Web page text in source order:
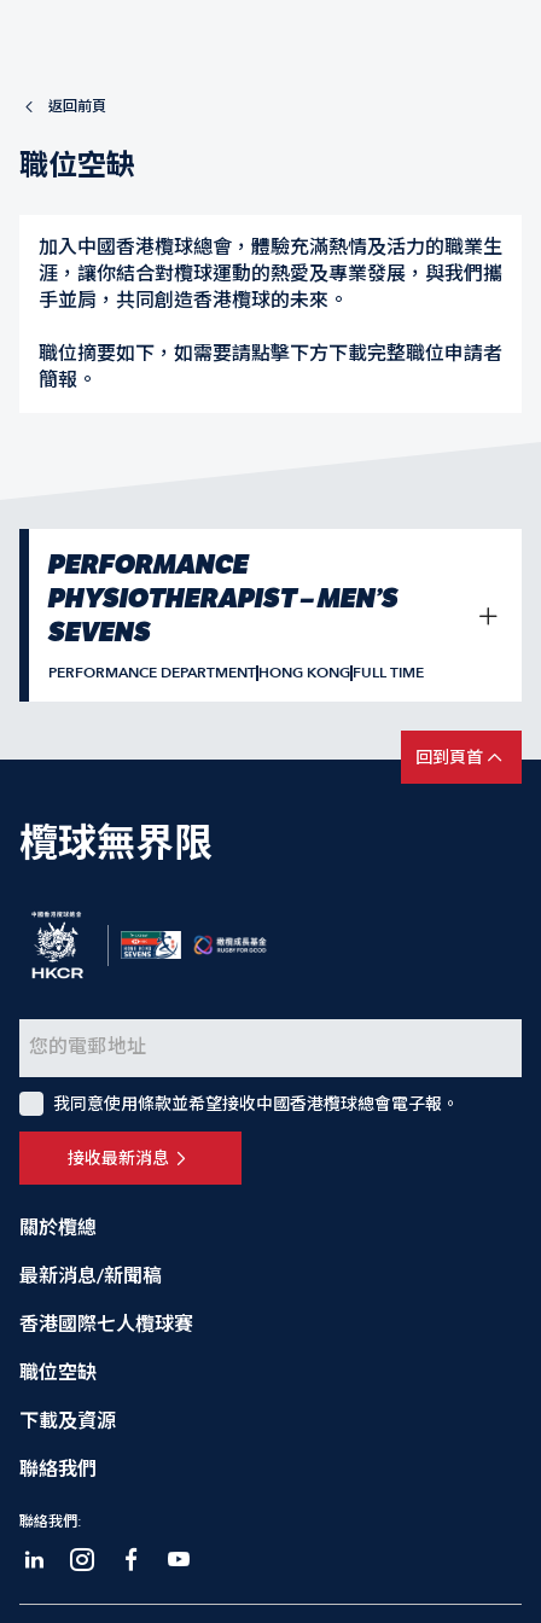
返回前頁
職位空缺
加入中國香港欖球總會，體驗充滿熱情及活力的職業生
涯，讓你結合對欖球運動的熱愛及專業發展，與我們攜
手並肩，共同創造香港欖球的未來。
職位摘要如下，如需要請點擊下方下載完整職位申請者
簡報。
PERFORMANCE
PHYSIOTHERAPIST – MEN’S
SEVENS
PERFORMANCE DEPARTMENTHONG KONGFULL TIME
回到頁首
欖球無界限
關於欖總
最新消息/新聞稿
香港國際七人欖球賽
職位空缺
下載及資源
聯絡我們
聯絡我們:
接收最新消息
我同意使用條款並希望接收中國香港欖球總會電子報。